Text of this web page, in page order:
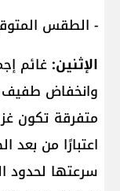
- الطقس
الإثنين: غائم
وانخفاض طفيف
متفرقة تكون
اعتبارًا من بعد